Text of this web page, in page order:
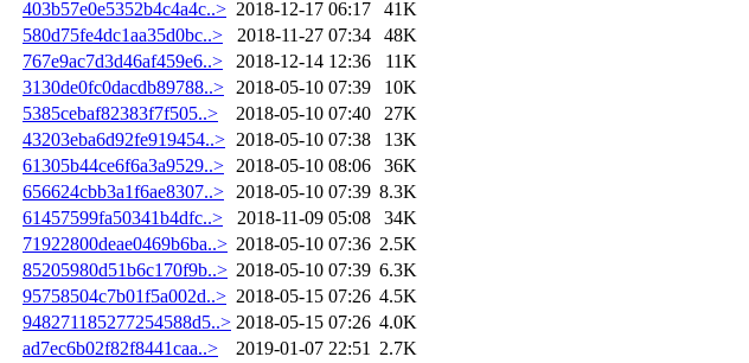
403b57e0e5352b4c4a4c..> 2018-12-17 06:17
41K
580d75fe4dc1aa35d0bc..>
2018-11-27 07:34
48K
767e9ac7d3d46af459e6..>
2018-12-14 12:36
11K
3130de0fc0dacdb89788..>
2018-05-10 07:39
10K
5385cebaf82383f7f505..>
2018-05-10 07:40
27K
43203eba6d92fe919454..> 2018-05-10 07:38
13K
61305b44ce6f6a3a9529..>
2018-05-10 08:06
36K
656624cbb3a1f6ae8307..>
2018-05-10 07:39 8.3K
61457599fa50341b4dfc..>
2018-11-09 05:08
34K
71922800deae0469b6ba..> 2018-05-10 07:36 2.5K
85205980d51b6c170f9b..> 2018-05-10 07:39 6.3K
95758504c7b01f5a002d..> 2018-05-15 07:26 4.5K
948271185277254588d5..> 2018-05-15 07:26 4.0K
ad7ec6b02f82f8441caa..>
2019-01-07 22:51 2.7K